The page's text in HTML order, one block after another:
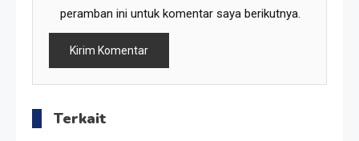
peramban ini untuk komentar saya berikutnya.
Terkait